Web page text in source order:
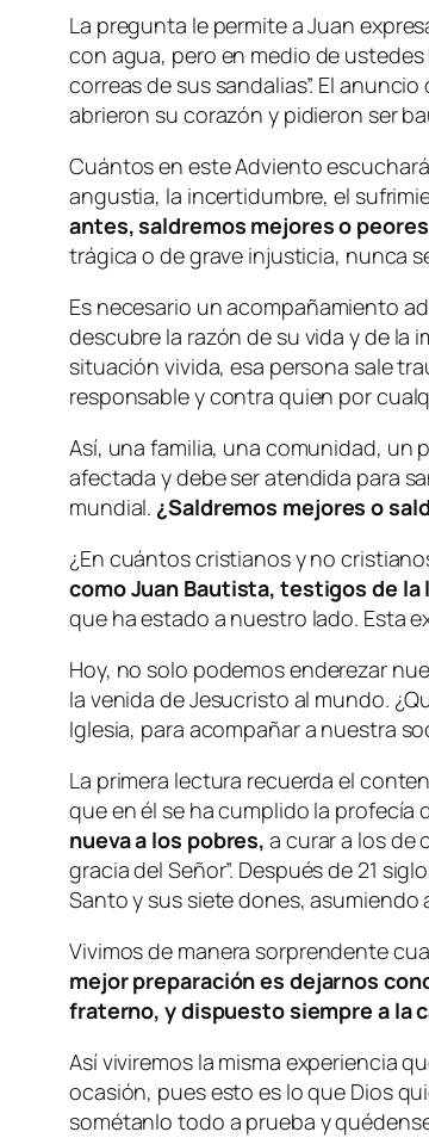
La pregunta le permite a Juan
con agua, pero en medio de
correas de sus sandalias”. El
abrieron su corazón y pidieron ser
Cuántos en este Adviento
angustia, la incertidumbre, el
antes, saldremos mejores o
trágica o de grave injusticia, nunca
Es necesario un acompañamiento
descubre la razón de su vida y de la
situación vivida, esa persona sale
responsable y contra quien por
Así, una familia, una comunidad, un
afectada y debe ser atendida para
mundial. ¿Saldremos mejores o
¿En cuántos cristianos y no
como Juan Bautista, testigos de la
que ha estado a nuestro lado. Esta
Hoy, no solo podemos enderezar
la venida de Jesucristo al mundo.
Iglesia, para acompañar a nuestra
La primera lectura recuerda el
que en él se ha cumplido la profecía
nueva a los pobres, a curar a los de
gracia del Señor”. Después de 21
Santo y sus siete dones,
Vivimos de manera sorprendente
mejor preparación es dejarnos
fraterno, y dispuesto siempre a la
Así viviremos la misma experiencia
ocasión, pues esto es lo que Dios
sométanlo todo a prueba y